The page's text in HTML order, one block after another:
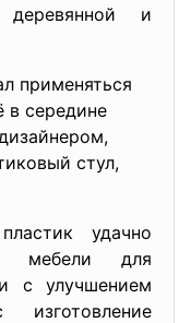
деревянной и
применяться
в середине
стул,
удачно
мебели для
с улучшением